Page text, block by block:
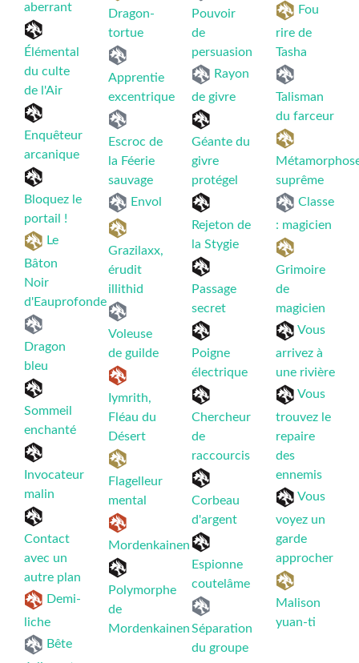
aberrant
Élémental
du culte
de l'Air
Enquêteur
arcanique
Bloquez le
portail !
Le
Bâton
Noir
d'Eauprofonde
Dragon
bleu
Sommeil
enchanté
Invocateur
malin
Contact
avec un
autre plan
Demi-
liche
Bête
Dragon-
tortue
Apprentie
excentrique
Escroc de
la Féerie
sauvage
Envol
Grazilaxx,
érudit
illithid
Voleuse
de guilde
Iymrith,
Fléau du
Désert
Flagelleur
mental
Mordenkainen
Polymorphe
de
Mordenkainen
Pouvoir
de
persuasion
Rayon
de givre
Géante du
givre
protégel
Rejeton de
la Stygie
Passage
secret
Poigne
électrique
Chercheur
de
raccourcis
Corbeau
d'argent
Espionne
coutelâme
Séparation
du groupe
Fou
rire de
Tasha
Talisman
du farceur
suprême
Classe
: magicien
Grimoire
de
magicien
Vous
arrivez à
une rivière
Vous
trouvez le
repaire
des
ennemis
Vous
voyez un
garde
approcher
Malison
yuan-ti